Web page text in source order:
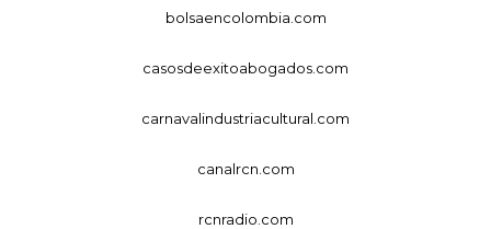
bolsaencolombia.com
casosdeexitoabogados.com
carnavalindustriacultural.com
canalrcn.com
rcnradio.com